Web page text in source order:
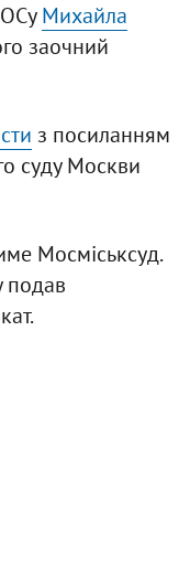
Михайла
заочний
з посиланням
суду Москви
Мосміськсуд.
подав